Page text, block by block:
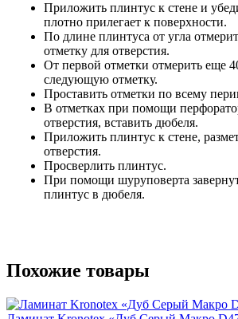
Приложить плинтус к стене и
плотно прилегает к поверхности.
По длине плинтуса от угла
отметку для отверстия.
От первой отметки отмерить еще
следующую отметку.
Проставить отметки по всему
В отметках при помощи
отверстия, вставить дюбеля.
Приложить плинтус к стене,
отверстия.
Просверлить плинтус.
При помощи шуруповерта
плинтус в дюбеля.
Похожие товары